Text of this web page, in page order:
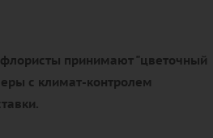
принимают "цветочный
с климат-контролем